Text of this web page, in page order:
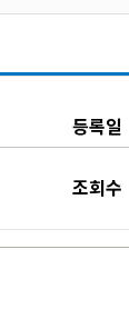
등록일
조회수